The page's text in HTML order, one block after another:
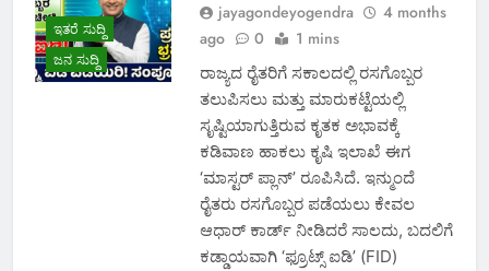
ಇತರೆ ಸುದ್ದಿ
ಜನ ಸುದ್ದಿ
jayagondeyogendra
4 months
ago
0 1 mins
ರಾಜ್ಯದ ರೈತರಿಗೆ ಸಕಾಲದಲ್ಲಿ ರಸಗೊಬ್ಬರ
ತಲುಪಿಸಲು ಮತ್ತು ಮಾರುಕಟ್ಟೆಯಲ್ಲಿ
ಸೃಷ್ಟಿಯಾಗುತ್ತಿರುವ ಕೃತಕ ಅಭಾವಕ್ಕೆ
ಕಡಿವಾಣ ಹಾಕಲು ಕೃಷಿ ಇಲಾಖೆ ಈಗ
‘ಮಾಸ್ಟರ್ ಪ್ಲಾನ್’ ರೂಪಿಸಿದೆ. ಇನ್ಮುಂದೆ
ರೈತರು ರಸಗೊಬ್ಬರ ಪಡೆಯಲು ಕೇವಲ
ಆಧಾರ್ ಕಾರ್ಡ್ ನೀಡಿದರೆ ಸಾಲದು, ಬದಲಿಗೆ
ಕಡ್ಡಾಯವಾಗಿ ‘ಫ್ರೂಟ್ಸ್ ಐಡಿ’ (FID)